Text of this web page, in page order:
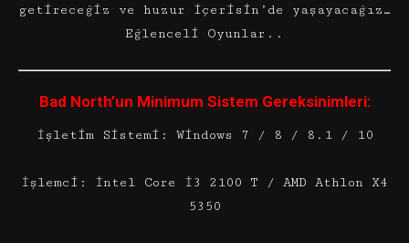
getireceğiz ve huzur içerisin’de yaşayacağız…
Eğlenceli Oyunlar..
Bad North’un Minimum Sistem Gereksinimleri:
İşletim Sistemi: Windows 7 / 8 / 8.1 / 10
İşlemci: İntel Core İ3 2100 T / AMD Athlon X4
5350